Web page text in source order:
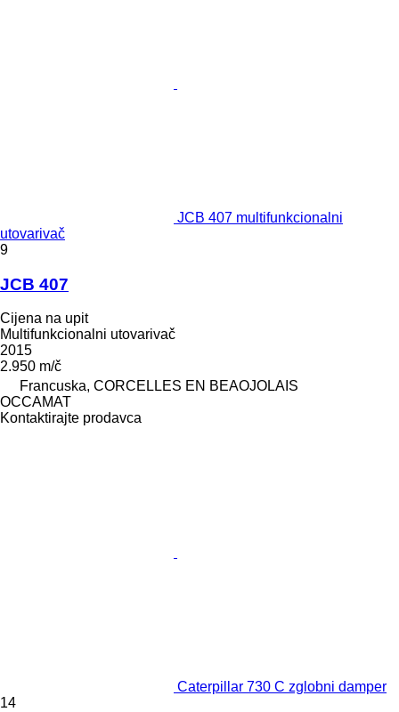
JCB 407 multifunkcionalni
utovarivač
9
JCB 407
Cijena na upit
Multifunkcionalni utovarivač
2015
2.950 m/č
Francuska, CORCELLES EN BEAOJOLAIS
OCCAMAT
Kontaktirajte prodavca
Caterpillar 730 C zglobni damper
14